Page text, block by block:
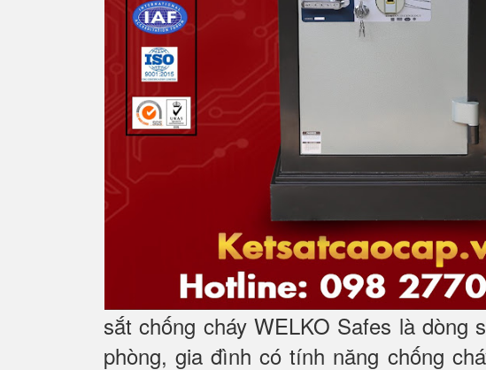
sắt chống cháy WELKO Safes là
phòng, gia đình có tính năng chống